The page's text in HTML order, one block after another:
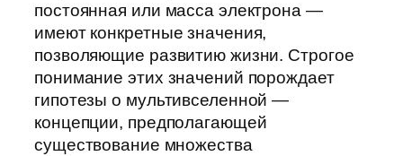
постоянная или масса электрона —
имеют конкретные значения,
позволяющие развитию жизни. Строгое
понимание этих значений порождает
гипотезы о мультивселенной —
концепции, предполагающей
существование множества